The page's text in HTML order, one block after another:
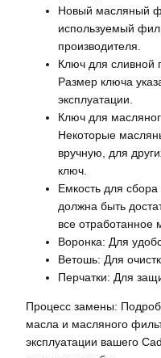
Новый масляный
используемый
производителя.
Ключ для сливной
Размер ключа
эксплуатации.
Ключ для
Некоторые
вручную, для
ключ.
Емкость для
должна быть
все отработанное
Воронка: Для
Ветошь: Для
Перчатки: Для
Процесс замены:
масла и масляного
эксплуатации вашего